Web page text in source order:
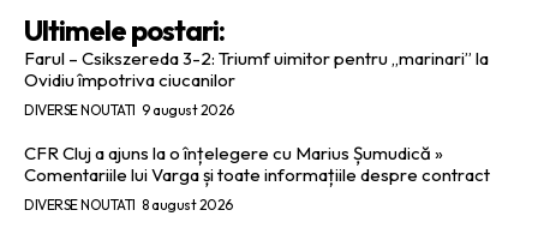
Ultimele postari:
Farul – Csikszereda 3-2: Triumf uimitor pentru „marinari” la
Ovidiu împotriva ciucanilor
DIVERSE NOUTATI 9 august 2026
CFR Cluj a ajuns la o înțelegere cu Marius Șumudică »
Comentariile lui Varga și toate informațiile despre contract
DIVERSE NOUTATI 8 august 2026